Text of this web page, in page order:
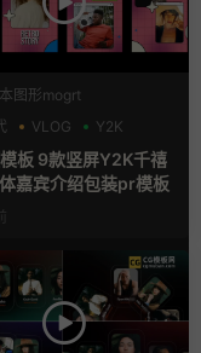
图形mogrt
VLOG Y2K
板 9款竖屏Y2K千禧
嘉宾介绍包装pr模板